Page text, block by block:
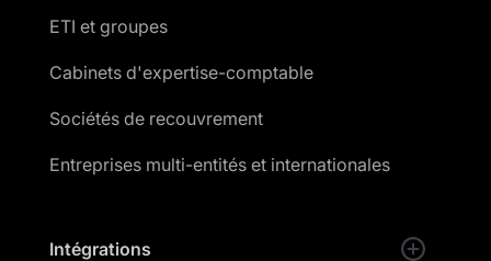
ETI et groupes
Cabinets d'expertise-comptable
Sociétés de recouvrement
Entreprises multi-entités et internationales
Intégrations